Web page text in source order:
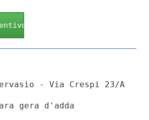
- Via Crespi 23/A
gera d'adda